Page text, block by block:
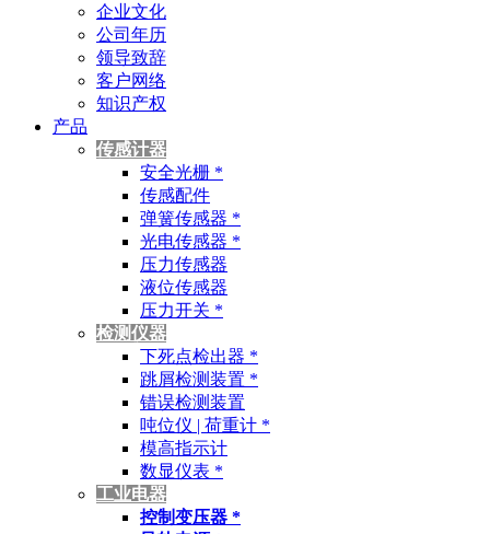
企业文化
公司年历
领导致辞
客户网络
知识产权
产品
传感计器
安全光栅 *
传感配件
弹簧传感器 *
光电传感器 *
压力传感器
液位传感器
压力开关 *
检测仪器
下死点检出器 *
跳屑检测装置 *
错误检测装置
吨位仪 | 荷重计 *
模高指示计
数显仪表 *
工业电器
控制变压器 *